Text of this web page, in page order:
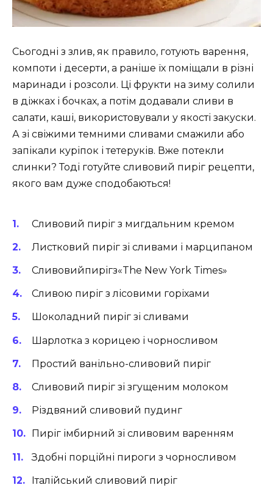
Сьогодні з злив, як правило, готують варення,
компоти і десерти, а раніше їх поміщали в різні
маринади і розсоли. Ці фрукти на зиму солили
в діжках і бочках, а потім додавали сливи в
салати, каші, використовували у якості закуски.
А зі свіжими темними сливами смажили або
запікали куріпок і тетеруків. Вже потекли
слинки? Тоді готуйте сливовий пиріг рецепти,
якого вам дуже сподобаються!
Сливовий пиріг з мигдальним кремом
Листковий пиріг зі сливами і марципаном
Сливовийпирігз«The New York Times»
Сливою пиріг з лісовими горіхами
Шоколадний пиріг зі сливами
Шарлотка з корицею і чорносливом
Простий ванільно-сливовий пиріг
Сливовий пиріг зі згущеним молоком
Різдвяний сливовий пудинг
Пиріг імбирний зі сливовим варенням
Здобні порційні пироги з чорносливом
Італійський сливовий пиріг